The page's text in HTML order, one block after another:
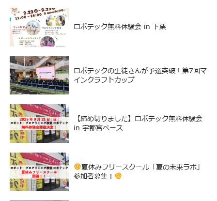
ロボテック無料体験会 in 下栗
ロボテックの生徒さんが予選突破！第7回マ
インクラフトカップ
【締め切りました】ロボテック無料体験会
in 宇都宮ベース
夏休みフリースクール「夏の未来ラボ」
参加者募集！